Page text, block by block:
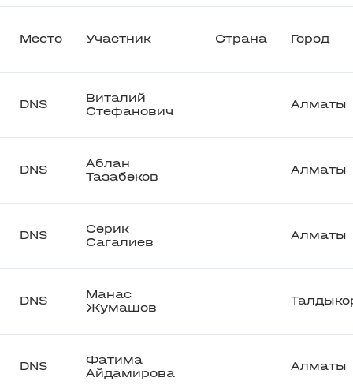
Место Участник Страна Город
DNS
Виталий
Стефанович
Алматы
DNS
Аблан
Тазабеков
Алматы
DNS
Серик
Сагалиев
Алматы
DNS
Манас
Жумашов
DNS
Фатима
Айдамирова
Алматы